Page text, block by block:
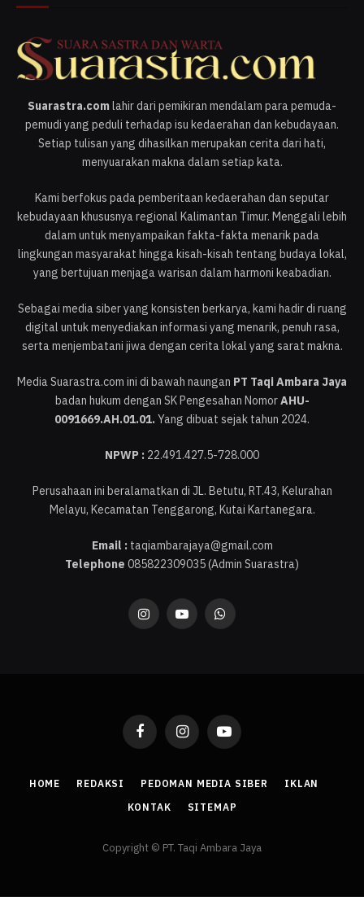
Suarastra.comlahir dari pemikiran mendalam para pemuda-
pemudi yang peduli terhadap isu kedaerahan dan kebudayaan.
Setiap tulisan yang dihasilkan merupakan cerita dari hati,
menyuarakan makna dalam setiap kata.
Kami berfokus pada pemberitaan kedaerahan dan seputar
kebudayaan khususnya regional Kalimantan Timur. Menggali lebih
dalam untuk menyampaikan fakta-fakta menarik pada
lingkungan masyarakat hingga kisah-kisah tentang budaya lokal,
yang bertujuan menjaga warisan dalam harmoni keabadian.
Sebagai media siber yang konsisten berkarya, kami hadir di ruang
digital untuk menyediakan informasi yang menarik, penuh rasa,
serta menjembatani jiwa dengan cerita lokal yang sarat makna.
Media Suarastra.com ini di bawah naungan PT Taqi Ambara Jaya
badan hukum dengan SK Pengesahan NomorAHU-
0091669.AH.01.01.Yang dibuat sejak tahun 2024.
NPWP : 22.491.427.5-728.000
Perusahaan ini beralamatkan di JL. Betutu, RT.43, Kelurahan
Melayu, Kecamatan Tenggarong, Kutai Kartanegara.
Email :taqiambarajaya@gmail.com
Telephone 085822309035 (Admin Suarastra)
InstagramYouTubeWhatsApp
FacebookInstagramYouTube
HOME REDAKSI PEDOMAN MEDIA SIBER
IKLAN
KONTAK
SITEMAP
Copyright © PT. Taqi Ambara Jaya